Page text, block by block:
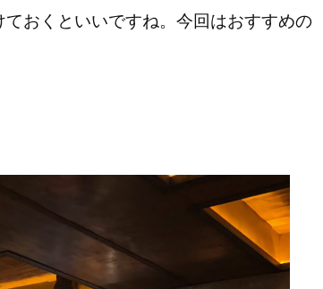
おくといいですね。今回はおすすめの